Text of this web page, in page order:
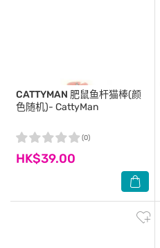
CATTYMAN 肥鼠鱼杆猫棒(颜
色随机)- CattyMan
HK$39.00
(0)